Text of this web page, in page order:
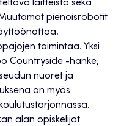
laitteisto sekä
pienoisrobotit
toimintaa. Yksi
Countryside -hanke,
nuoret ja
on myös
alan opiskelijat